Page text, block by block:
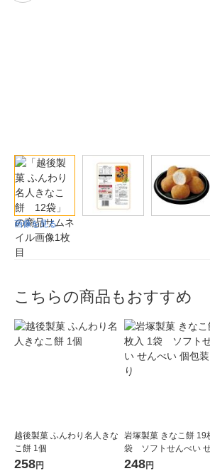
画像を見る
こちらの商品もおすすめ
越後製菓 ふんわり名人きな
こ餅 1個
258円
岩塚製菓 きなこ餅 19
袋 ソフトせんべい
い 個包装 お配り
248円